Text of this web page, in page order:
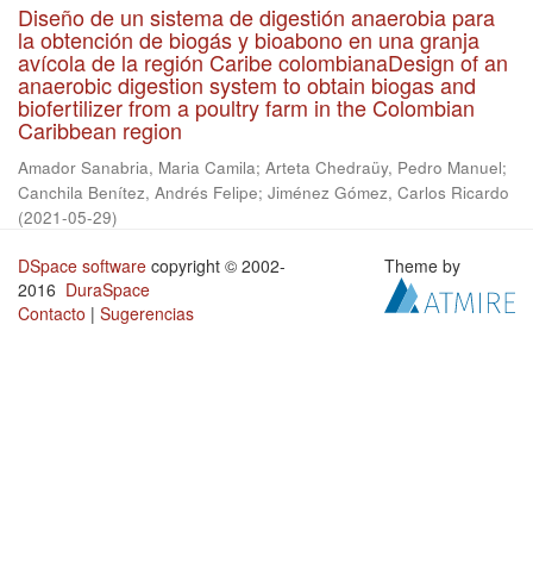
Diseño de un sistema de digestión anaerobia para
la obtención de biogás y bioabono en una granja
avícola de la región Caribe colombianaDesign of an
anaerobic digestion system to obtain biogas and
biofertilizer from a poultry farm in the Colombian
Caribbean region
Amador Sanabria, Maria Camila; Arteta Chedraüy, Pedro Manuel;
Canchila Benítez, Andrés Felipe; Jiménez Gómez, Carlos Ricardo
(2021-05-29)
DSpace software copyright © 2002-
2016 DuraSpace
Contacto | Sugerencias
Theme by